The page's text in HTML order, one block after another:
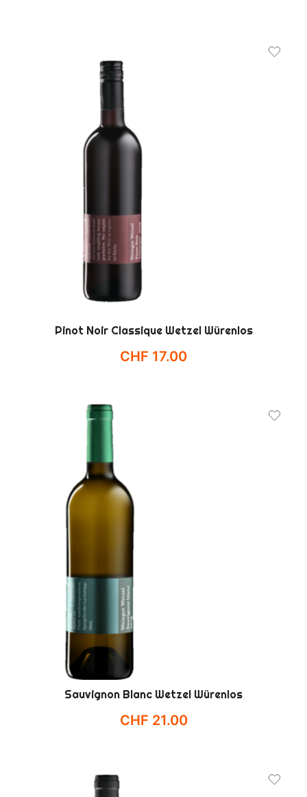
Pinot Noir Classique Wetzel Würenlos
CHF 17.00
Sauvignon Blanc Wetzel Würenlos
CHF 21.00